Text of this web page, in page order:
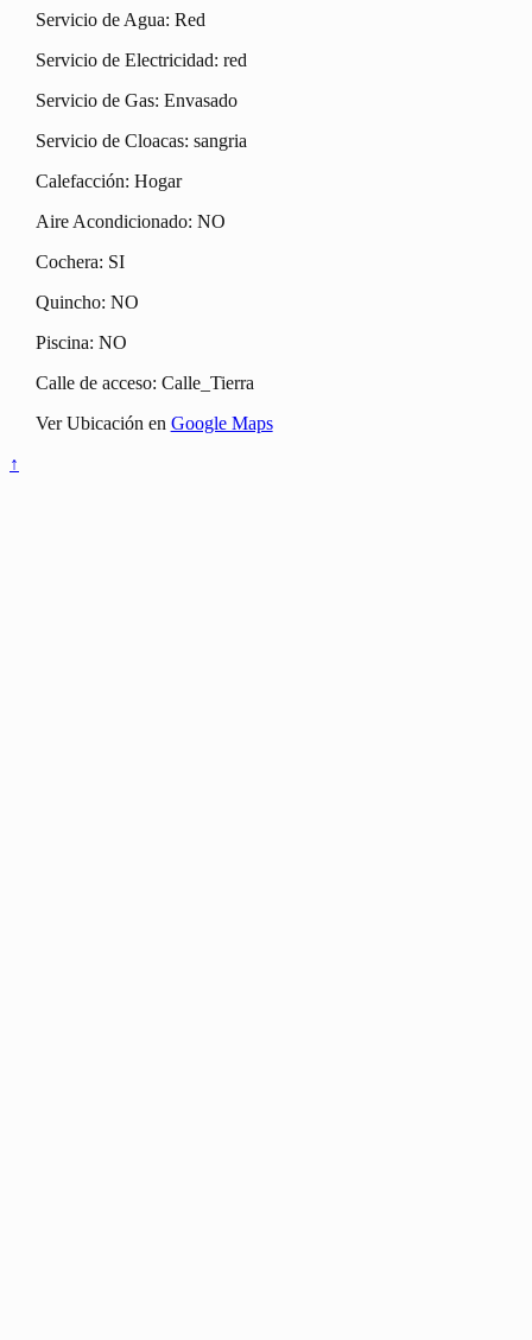
Servicio de Agua: Red
Servicio de Electricidad: red
Servicio de Gas: Envasado
Servicio de Cloacas: sangria
Calefacción: Hogar
Aire Acondicionado: NO
Cochera: SI
Quincho: NO
Piscina: NO
Calle de acceso: Calle_Tierra
Ver Ubicación en Google Maps
↑